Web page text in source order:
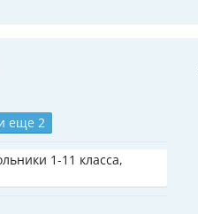
еще 2
1-11 класса,